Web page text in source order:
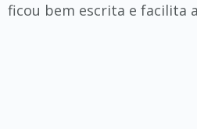
ficou bem escrita e facilita